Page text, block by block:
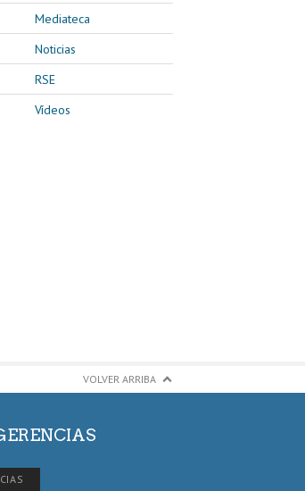
Mediateca
Noticias
RSE
Vídeos
VOLVER ARRIBA